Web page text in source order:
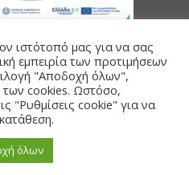
s.a.
ιστότοπό μας για να σας
εμπειρία των προτιμήσεων
"Αποδοχή όλων",
των cookies. Ωστόσο,
"Ρυθμίσεις cookie" για να
όλων